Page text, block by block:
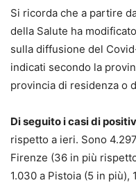
Si ricorda che a partire
della Salute ha
sulla diffusione del
indicati secondo la
provincia di residenza o
Di seguito i casi di
rispetto a ieri. Sono
Firenze (36 in più
1.030 a Pistoia (5 in più),